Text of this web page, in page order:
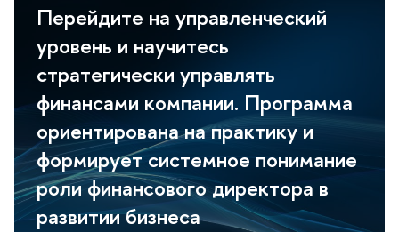
Перейдите на управленческий
уровень и научитесь
стратегически управлять
финансами компании. Программа
ориентирована на практику и
формирует системное понимание
роли финансового директора
развитии бизнеса